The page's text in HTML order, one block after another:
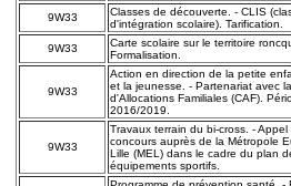
9W33
Classes de découverte. - CLIS
d'intégration scolaire). Tarification.
9W33
Carte scolaire sur le territoire
Formalisation.
9W33
Action en direction de la petite
et la jeunesse. - Partenariat avec
d'Allocations Familiales (CAF).
2016/2019.
9W33
Travaux terrain du bi-cross. -
concours auprès de la Métropole
Lille (MEL) dans le cadre du plan
équipements sportifs.